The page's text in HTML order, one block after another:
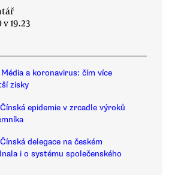
19.23
Média a koronavirus: čím více
zisky
Čínská epidemie v zrcadle výroků
Čínská delegace na českém
i o systému společenského